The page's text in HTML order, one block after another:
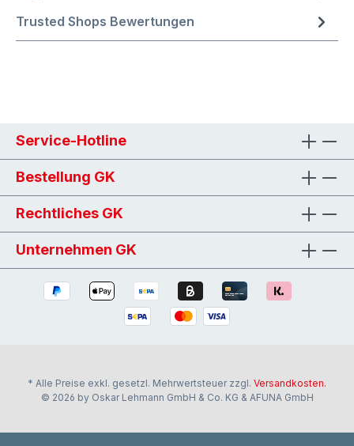
Trusted Shops Bewertungen
Service-Hotline
Bestellung GK
Rechtliches GK
Unternehmen GK
* Alle Preise exkl. gesetzl. Mehrwertsteuer zzgl. Versandkosten.
© 2026 by Oskar Lehmann GmbH & Co. KG & AFUNA GmbH